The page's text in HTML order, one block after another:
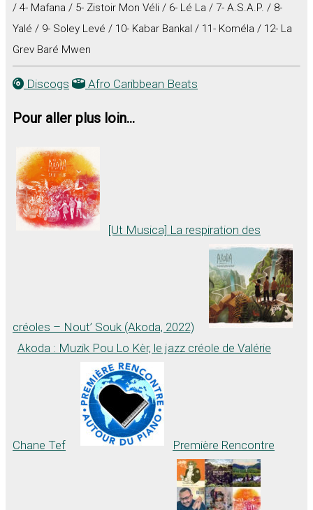
/ 4- Mafana / 5- Zistoir Mon Véli / 6- Lé La / 7- A.S.A.P. / 8-
Yalé / 9- Soley Levé / 10- Kabar Bankal / 11- Koméla / 12- La
Grev Baré Mwen
Discogs Afro Caribbean Beats
Pour aller plus loin...
[Ut Musica] La respiration des
créoles – Nout’ Souk (Akoda, 2022)
Akoda : Muzik Pou Lo Kèr, le jazz créole de Valérie
Chane Tef Première Rencontre